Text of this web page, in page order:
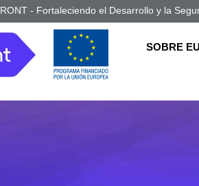
- Fortaleciendo el Desarrollo y la
SOBRE